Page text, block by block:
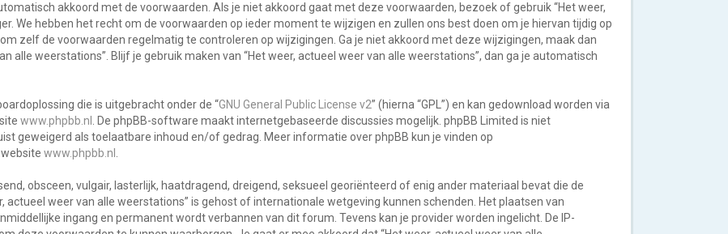
akkoord met de voorwaarden. Als je niet akkoord gaat met deze voorwaarden, bezoek of gebruik “Het weer,
We hebben het recht om de voorwaarden op ieder moment te wijzigen en zullen ons best doen om je hiervan tijdig op
zelf de voorwaarden regelmatig te controleren op wijzigingen. Ga je niet akkoord met deze wijzigingen, maak dan
alle weerstations”. Blijf je gebruik maken van “Het weer, actueel weer van alle weerstations”, dan ga je automatisch
die is uitgebracht onder de “GNU General Public License v2” (hierna “GPL”) en kan gedownload worden via
www.phpbb.nl
. De phpBB-software maakt internetgebaseerde discussies mogelijk. phpBB Limited is niet
geweigerd als toelaatbare inhoud en/of gedrag. Meer informatie over phpBB kun je vinden op
www.phpbb.nl
obsceen, vulgair, lasterlijk, haatdragend, dreigend, seksueel georiënteerd of enig ander materiaal bevat die de
actueel weer van alle weerstations” is gehost of internationale wetgeving kunnen schenden. Het plaatsen van
ingang en permanent wordt verbannen van dit forum. Tevens kan je provider worden ingelicht. De IP-